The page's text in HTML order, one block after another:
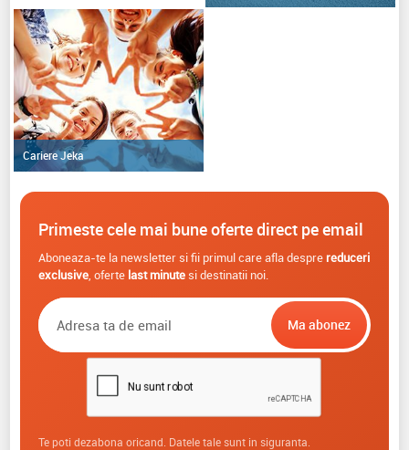
Cariere Jeka
Primeste cele mai bune oferte direct pe email
Aboneaza-te la newsletter si fii primul care afla despre reduceri
exclusive, oferte last minutesi destinatii noi.
Te poti dezabona oricand. Datele tale sunt in siguranta.